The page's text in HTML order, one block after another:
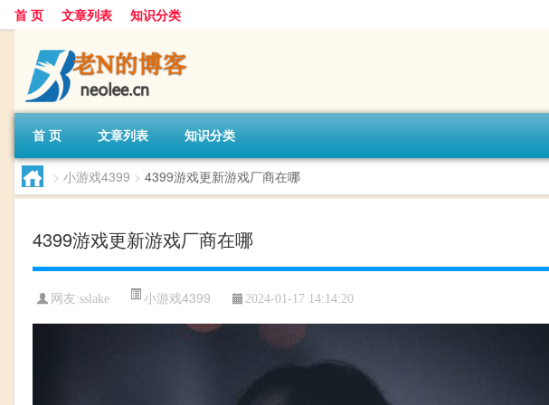
首 页 文章列表 知识分类
首 页 文章列表 知识分类
> 小游戏4399 > 4399游戏更新游戏厂商在哪
4399游戏更新游戏厂商在哪
网友:sslake 小游戏4399 2024-01-17 14:14:20